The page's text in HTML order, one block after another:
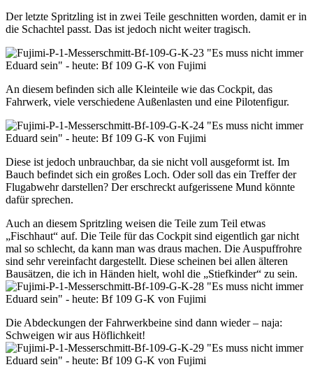
Der letzte Spritzling ist in zwei Teile geschnitten worden, damit er in
die Schachtel passt. Das ist jedoch nicht weiter tragisch.
An diesem befinden sich alle Kleinteile wie das Cockpit, das
Fahrwerk, viele verschiedene Außenlasten und eine Pilotenfigur.
Diese ist jedoch unbrauchbar, da sie nicht voll ausgeformt ist. Im
Bauch befindet sich ein großes Loch. Oder soll das ein Treffer der
Flugabwehr darstellen? Der erschreckt aufgerissene Mund könnte
dafür sprechen.
Auch an diesem Spritzling weisen die Teile zum Teil etwas
„Fischhaut“ auf. Die Teile für das Cockpit sind eigentlich gar nicht
mal so schlecht, da kann man was draus machen. Die Auspuffrohre
sind sehr vereinfacht dargestellt. Diese scheinen bei allen älteren
Bausätzen, die ich in Händen hielt, wohl die „Stiefkinder“ zu sein.
Die Abdeckungen der Fahrwerkbeine sind dann wieder – naja:
Schweigen wir aus Höflichkeit!